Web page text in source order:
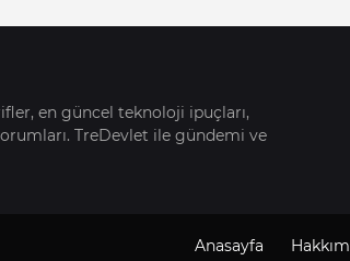
en güncel teknoloji ipuçları,
TreDevlet ile gündemi ve
Anasayfa